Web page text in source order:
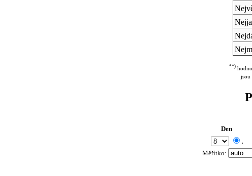
**)
jsou
Den
.
Měřítko: